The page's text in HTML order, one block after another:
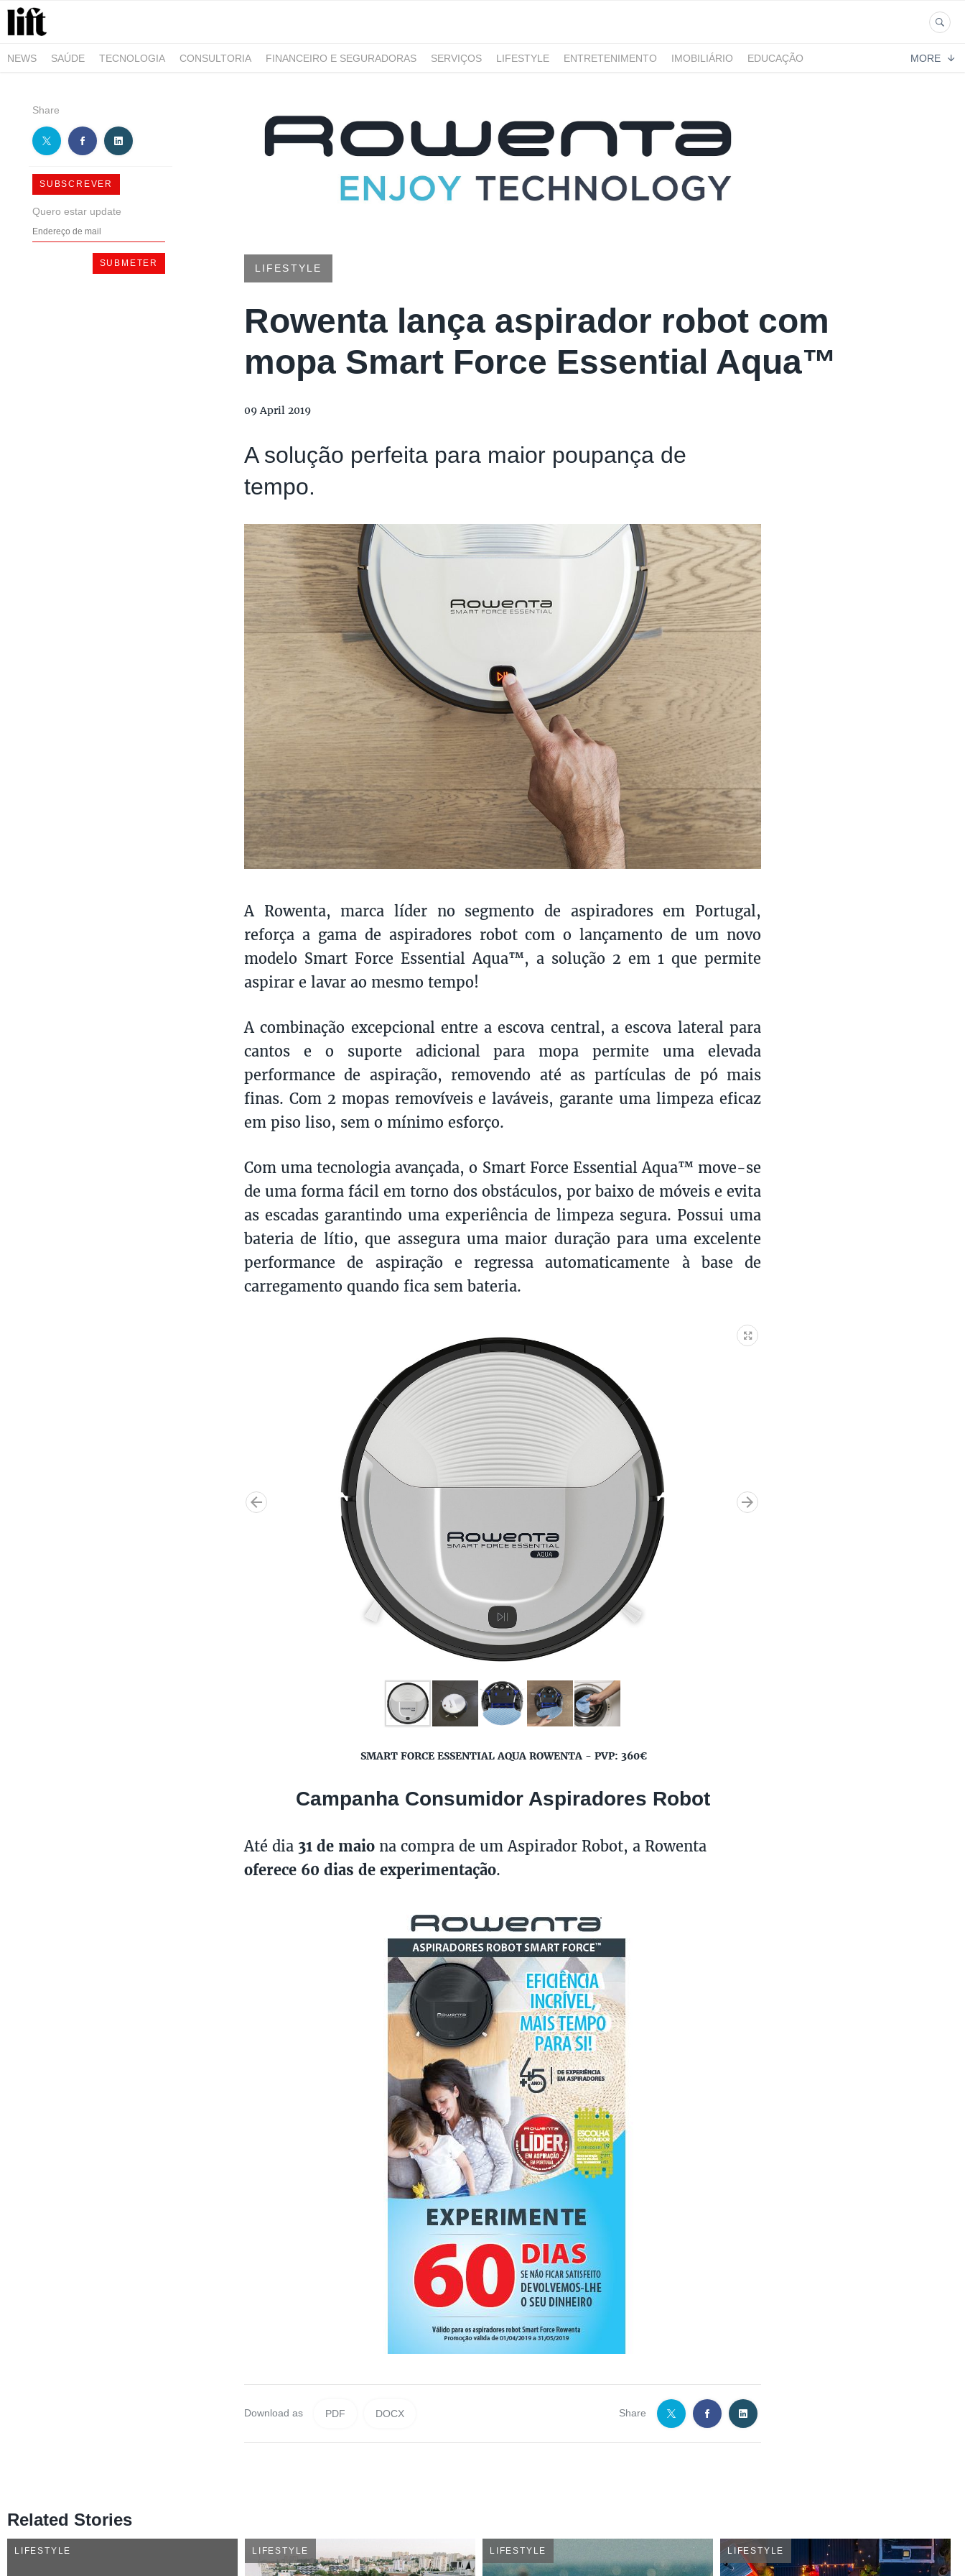
NEWS SAÚDE TECNOLOGIA CONSULTORIA FINANCEIRO E SEGURADORAS SERVIÇOS LIFESTYLE ENTRETENIMENTO IMOBILIÁRIO
EDUCAÇÃO
MORE
Share
SUBSCREVER
Quero estar update
LIFESTYLE
Rowenta lança aspirador robot com
mopa Smart Force Essential Aqua™
09 April 2019
A solução perfeita para maior poupança de
tempo.
A Rowenta, marca líder no segmento de aspiradores em Portugal,
reforça a gama de aspiradores robot com o lançamento de um novo
modelo Smart Force Essential Aqua™, a solução 2 em 1 que permite
aspirar e lavar ao mesmo tempo!
A combinação excepcional entre a escova central, a escova lateral para
cantos e o suporte adicional para mopa permite uma elevada
performance de aspiração, removendo até as partículas de pó mais
finas. Com 2 mopas removíveis e laváveis, garante uma limpeza eficaz
em piso liso, sem o mínimo esforço.
Com uma tecnologia avançada, o Smart Force Essential Aqua™ move-se
de uma forma fácil em torno dos obstáculos, por baixo de móveis e evita
as escadas garantindo uma experiência de limpeza segura. Possui uma
bateria de lítio, que assegura uma maior duração para uma excelente
performance de aspiração e regressa automaticamente à base de
carregamento quando fica sem bateria.
SMART FORCE ESSENTIAL AQUA ROWENTA - PVP: 360€
Campanha Consumidor Aspiradores Robot
Até dia 31 de maio na compra de um Aspirador Robot, a Rowenta
oferece 60 dias de experimentação.
Download as PDF DOCX Share
Related Stories
LIFESTYLE LIFESTYLE LIFESTYLE LIFESTYLE